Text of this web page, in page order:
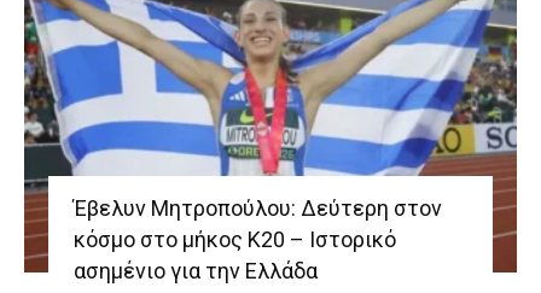
Έβελυν Μητροπούλου: Δεύτερη στον
κόσμο στο μήκος Κ20 – Ιστορικό
ασημένιο για την Ελλάδα